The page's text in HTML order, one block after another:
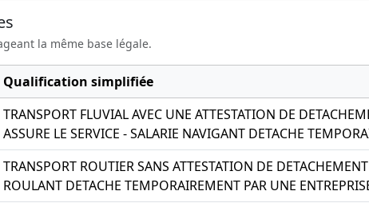
la même base légale.
Qualification simplifiée
TRANSPORT FLUVIAL AVEC UNE ATTESTATION DE
ASSURE LE SERVICE - SALARIE NAVIGANT DETACHE
TRANSPORT ROUTIER SANS ATTESTATION DE
ROULANT DETACHE TEMPORAIREMENT PAR UNE